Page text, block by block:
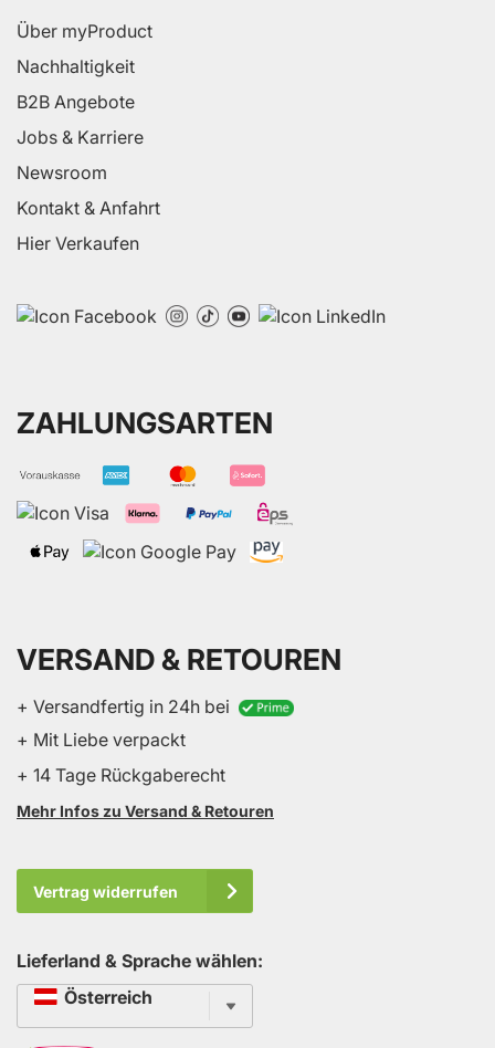
Über myProduct
Nachhaltigkeit
B2B Angebote
Jobs & Karriere
Newsroom
Kontakt & Anfahrt
Hier Verkaufen
ZAHLUNGSARTEN
VERSAND & RETOUREN
+ Versandfertig in 24h bei
+ Mit Liebe verpackt
+ 14 Tage Rückgaberecht
Mehr Infos zu Versand & Retouren
Vertrag widerrufen
Lieferland & Sprache wählen:
SpracheÖsterreich